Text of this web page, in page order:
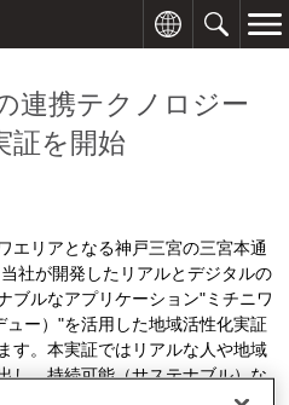
連携テクノロジー
証を開始
エリアとなる神戸三宮の三宮本通
社が開発したリアルとデジタルの
ブルなアプリケーション"ミチニワ
ュー）"を活用した地域活性化実証
す。本実証ではリアルな人や地域
し、持続可能（サステナブル）な